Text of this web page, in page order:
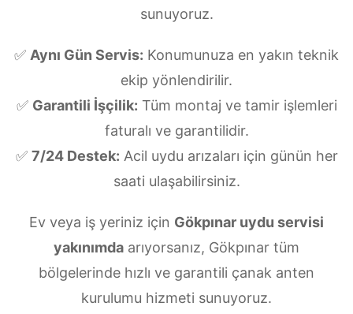
sunuyoruz.
✅ Aynı Gün Servis: Konumunuza en yakın teknik
ekip yönlendirilir.
✅ Garantili İşçilik: Tüm montaj ve tamir işlemleri
faturalı ve garantilidir.
✅ 7/24 Destek: Acil uydu arızaları için günün her
saati ulaşabilirsiniz.
Ev veya iş yeriniz için Gökpınar uydu servisi
yakınımda arıyorsanız, Gökpınar tüm
bölgelerinde hızlı ve garantili çanak anten
kurulumu hizmeti sunuyoruz.